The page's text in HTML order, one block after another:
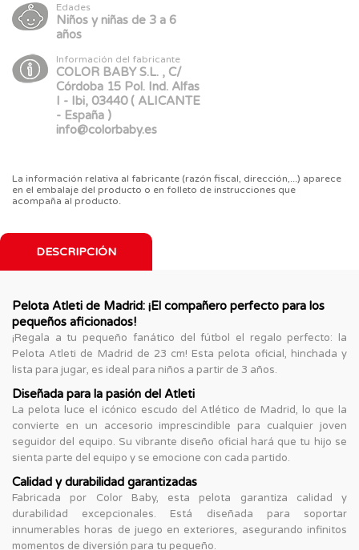
Edades
Niños y niñas de 3 a 6
años
Información del fabricante
COLOR BABY S.L. , C/
Córdoba 15 Pol. Ind. Alfas
I - Ibi, 03440 ( ALICANTE
- España )
info@colorbaby.es
La información relativa al fabricante (razón fiscal, dirección,...) aparece
en el embalaje del producto o en folleto de instrucciones que
acompaña al producto.
DESCRIPCIÓN
Pelota Atleti de Madrid: ¡El compañero perfecto para los
pequeños aficionados!
¡Regala a tu pequeño fanático del fútbol el regalo perfecto: la
Pelota Atleti de Madrid de 23 cm! Esta pelota oficial, hinchada y
lista para jugar, es ideal para niños a partir de 3 años.
Diseñada para la pasión del Atleti
La pelota luce el icónico escudo del Atlético de Madrid, lo que la
convierte en un accesorio imprescindible para cualquier joven
seguidor del equipo. Su vibrante diseño oficial hará que tu hijo se
sienta parte del equipo y se emocione con cada partido.
Calidad y durabilidad garantizadas
Fabricada por Color Baby, esta pelota garantiza calidad y
durabilidad excepcionales. Está diseñada para soportar
innumerables horas de juego en exteriores, asegurando infinitos
momentos de diversión para tu pequeño.